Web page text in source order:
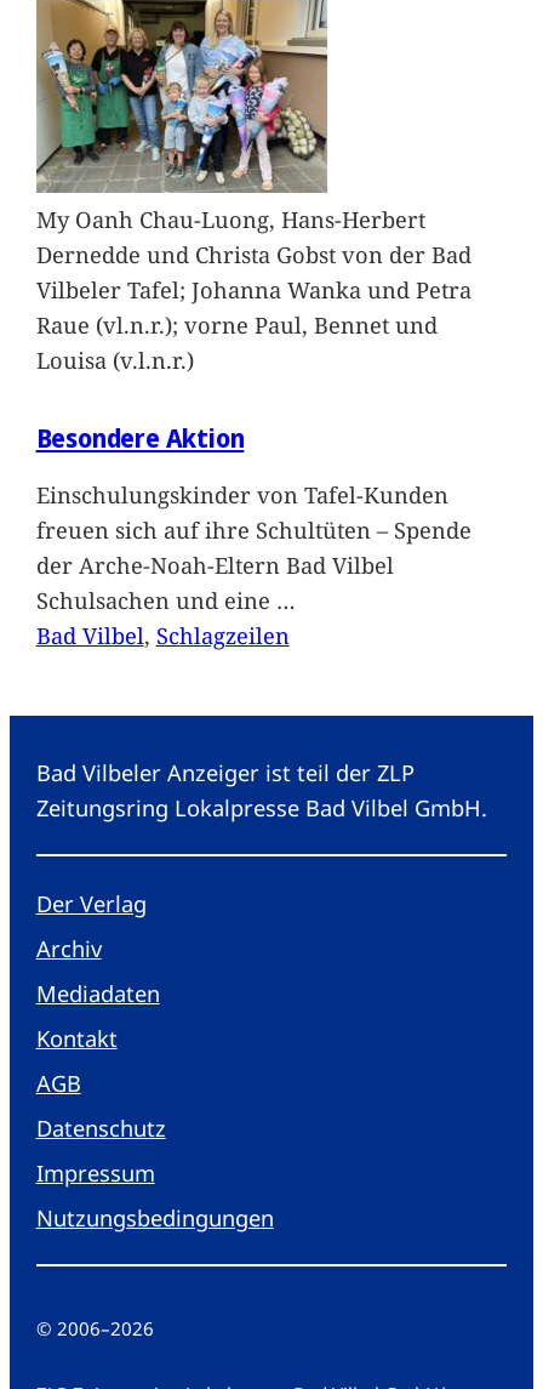
My Oanh Chau-Luong, Hans-Herbert
Dernedde und Christa Gobst von der Bad
Vilbeler Tafel; Johanna Wanka und Petra
Raue (vl.n.r.); vorne Paul, Bennet und
Louisa (v.l.n.r.)
Besondere Aktion
Einschulungskinder von Tafel-Kunden
freuen sich auf ihre Schultüten – Spende
der Arche-Noah-Eltern Bad Vilbel
Schulsachen und eine …
Bad Vilbel, Schlagzeilen
Bad Vilbeler Anzeiger ist teil der ZLP
Zeitungsring Lokalpresse Bad Vilbel GmbH.
Der Verlag
Archiv
Mediadaten
Kontakt
AGB
Datenschutz
Impressum
Nutzungsbedingungen
© 2006–2026